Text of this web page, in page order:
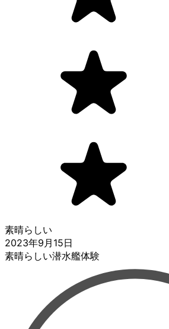
素晴らしい
2023年9月15日
素晴らしい潜水艦体験